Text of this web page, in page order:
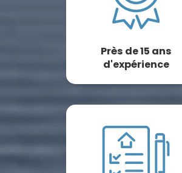
Près de 15 ans
d'expérience